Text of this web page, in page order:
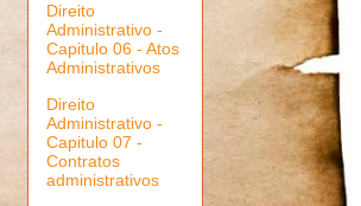
Direito
Administrativo -
Capitulo 06 - Atos
Administrativos
Direito
Administrativo -
Capitulo 07 -
Contratos
administrativos